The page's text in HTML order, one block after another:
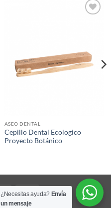
ASEO DENTAL
Cepillo Dental Ecologico
Proyecto Botánico
PayPal MasterCard
¿Necesitas ayuda? Envía
un mensaje